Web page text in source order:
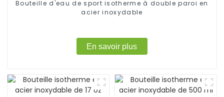
Bouteille d'eau de sport isotherme à double paroi en
acier inoxydable
En savoir plus